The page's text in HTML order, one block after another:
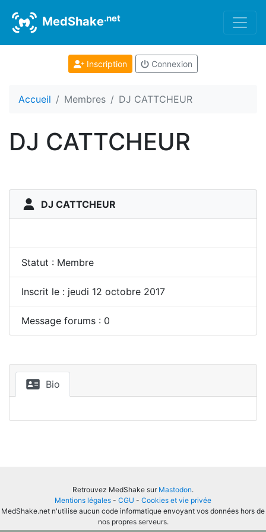
MedShake.net
Inscription Connexion
Accueil Membres DJ CATTCHEUR
DJ CATTCHEUR
DJ CATTCHEUR
Statut : Membre
Inscrit le : jeudi 12 octobre 2017
Message forums : 0
Bio
Retrouvez MedShake sur Mastodon.
Mentions légales - CGU - Cookies et vie privée
MedShake.net n'utilise aucun code informatique envoyant vos données hors de
nos propres serveurs.